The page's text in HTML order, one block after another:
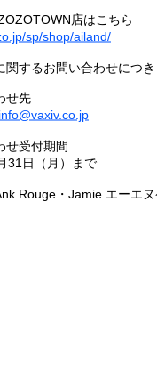
店はこちら
sp/shop/ailand/
関するお問い合わせにつ
せ先
info@vaxiv.co.jp
せ受付期間
31日（月）まで
Rouge・Jamie エーエ